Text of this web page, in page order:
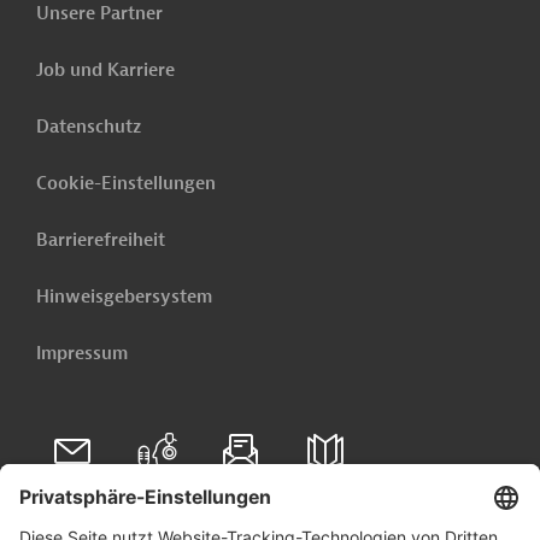
Unsere Partner
Job und Karriere
Datenschutz
Cookie-Einstellungen
Barrierefreiheit
Hinweisgebersystem
Impressum